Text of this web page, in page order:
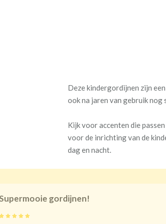
Deze kindergordijnen zijn
ook na jaren van gebruik
Kijk voor accenten die
voor de inrichting van de
dag en nacht.
gordijnen en echt top service!